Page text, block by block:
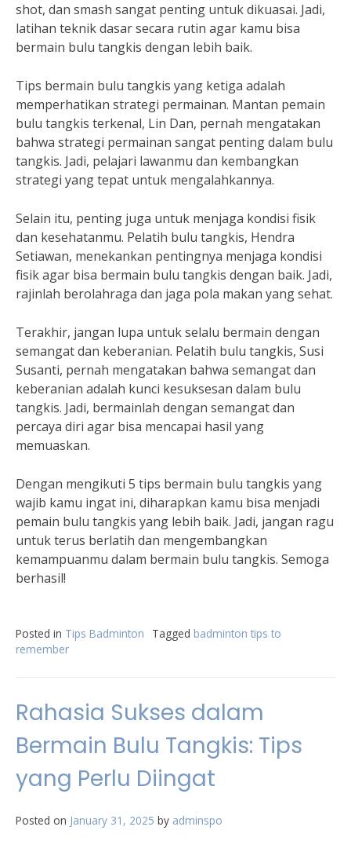
shot, dan smash sangat penting untuk dikuasai. Jadi,
latihan teknik dasar secara rutin agar kamu bisa
bermain bulu tangkis dengan lebih baik.
Tips bermain bulu tangkis yang ketiga adalah
memperhatikan strategi permainan. Mantan pemain
bulu tangkis terkenal, Lin Dan, pernah mengatakan
bahwa strategi permainan sangat penting dalam bulu
tangkis. Jadi, pelajari lawanmu dan kembangkan
strategi yang tepat untuk mengalahkannya.
Selain itu, penting juga untuk menjaga kondisi fisik
dan kesehatanmu. Pelatih bulu tangkis, Hendra
Setiawan, menekankan pentingnya menjaga kondisi
fisik agar bisa bermain bulu tangkis dengan baik. Jadi,
rajinlah berolahraga dan jaga pola makan yang sehat.
Terakhir, jangan lupa untuk selalu bermain dengan
semangat dan keberanian. Pelatih bulu tangkis, Susi
Susanti, pernah mengatakan bahwa semangat dan
keberanian adalah kunci kesuksesan dalam bulu
tangkis. Jadi, bermainlah dengan semangat dan
percaya diri agar bisa mencapai hasil yang
memuaskan.
Dengan mengikuti 5 tips bermain bulu tangkis yang
wajib kamu ingat ini, diharapkan kamu bisa menjadi
pemain bulu tangkis yang lebih baik. Jadi, jangan ragu
untuk terus berlatih dan mengembangkan
kemampuanmu dalam bermain bulu tangkis. Semoga
berhasil!
Posted in Tips Badminton Tagged badminton tips to
remember
Rahasia Sukses dalam
Bermain Bulu Tangkis: Tips
yang Perlu Diingat
Posted on January 31, 2025 by adminspo